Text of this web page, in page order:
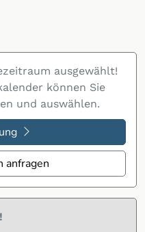
ausgewählt!
können Sie
und auswählen.
anfragen